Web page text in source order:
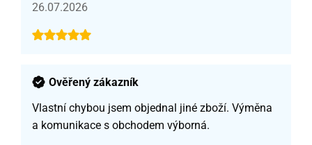
26.07.2026
Ověřený zákazník
Vlastní chybou jsem objednal jiné zboží. Výměna
a komunikace s obchodem výborná.